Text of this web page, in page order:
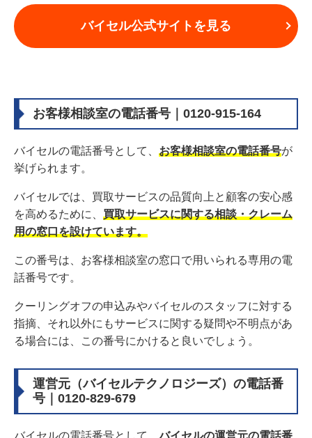
バイセル公式サイトを見る
お客様相談室の電話番号｜0120-915-164
バイセルの電話番号として、 お客様相談室の電話番号が
挙げられます。
バイセルでは、買取サービスの品質向上と顧客の安心感
を高めるために、 買取サービスに関する相談・クレーム
用の窓口を設けています。
この番号は、お客様相談室の窓口で用いられる専用の電
話番号です。
クーリングオフの申込みやバイセルのスタッフに対する
指摘、それ以外にもサービスに関する疑問や不明点があ
る場合には、この番号にかけると良いでしょう。
運営元（バイセルテクノロジーズ）の電話番
号｜0120-829-679
バイセルの電話番号として、 バイセルの運営元の電話番